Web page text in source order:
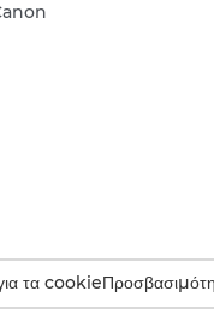
τα cookie